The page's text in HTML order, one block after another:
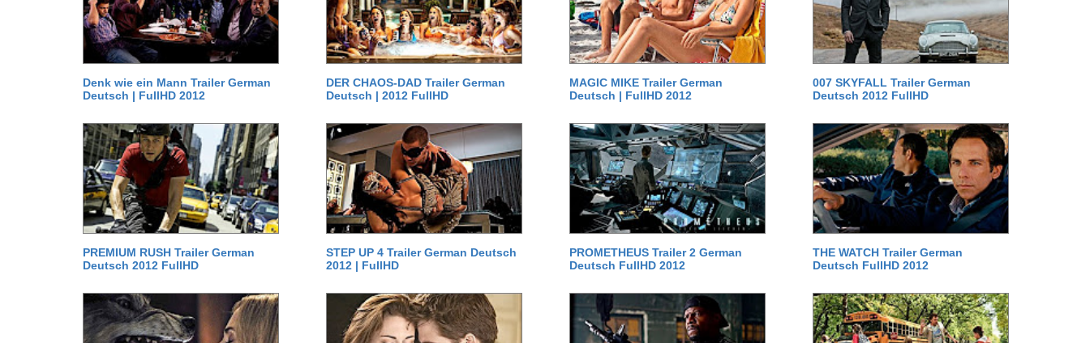
Denk wie ein Mann Trailer German
Deutsch | FullHD 2012
DER CHAOS-DAD Trailer German
Deutsch | 2012 FullHD
MAGIC MIKE Trailer German
Deutsch | FullHD 2012
007 SKYFALL Trailer German
Deutsch 2012 FullHD
PREMIUM RUSH Trailer German
Deutsch 2012 FullHD
STEP UP 4 Trailer German Deutsch
2012 | FullHD
PROMETHEUS Trailer 2 German
Deutsch FullHD 2012
THE WATCH Trailer German
Deutsch FullHD 2012